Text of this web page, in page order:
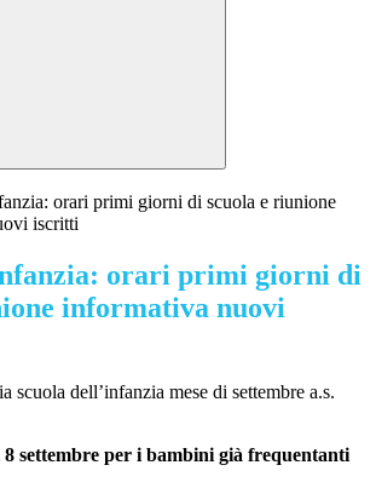
orari primi giorni di scuola e riunione
iscritti
orari primi giorni di
informativa nuovi
scuola dell’infanzia mese di settembre a.s.
settembre per i bambini già frequentanti